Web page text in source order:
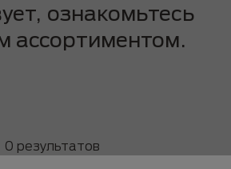
ознакомьтесь
ассортиментом.
0 результатов